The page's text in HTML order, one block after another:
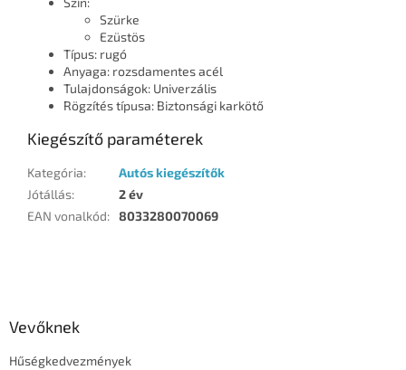
Szürke
Ezüstös
Típus: rugó
Anyaga: rozsdamentes acél
Tulajdonságok: Univerzális
Rögzítés típusa: Biztonsági karkötő
Kiegészítő paraméterek
Kategória:
Autós kiegészítők
Jótállás:
2 év
EAN vonalkód: 8033280070069
Vevőknek
Hűségkedvezmények